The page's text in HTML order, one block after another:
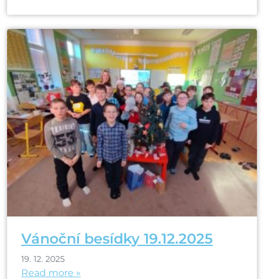
Vánoční besídky 19.12.2025
19. 12. 2025
Read more »